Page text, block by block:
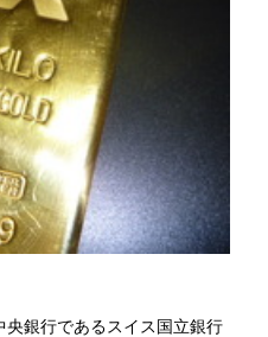
央銀行であるスイス国立銀行